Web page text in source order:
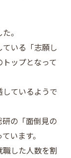
。
いる「志願し
ップとなって
ているようで
の「面倒見の
います。
した人数を割